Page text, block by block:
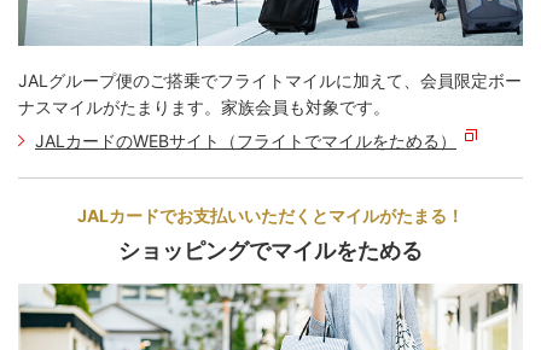
JALグループ便のご搭乗でフライトマイルに加えて、会員限定ボー
ナスマイルがたまります。家族会員も対象です。
JALカードのWEBサイト（フライトでマイルをためる）
JALカードでお支払いいただくとマイルがたまる！
ショッピングでマイルをためる